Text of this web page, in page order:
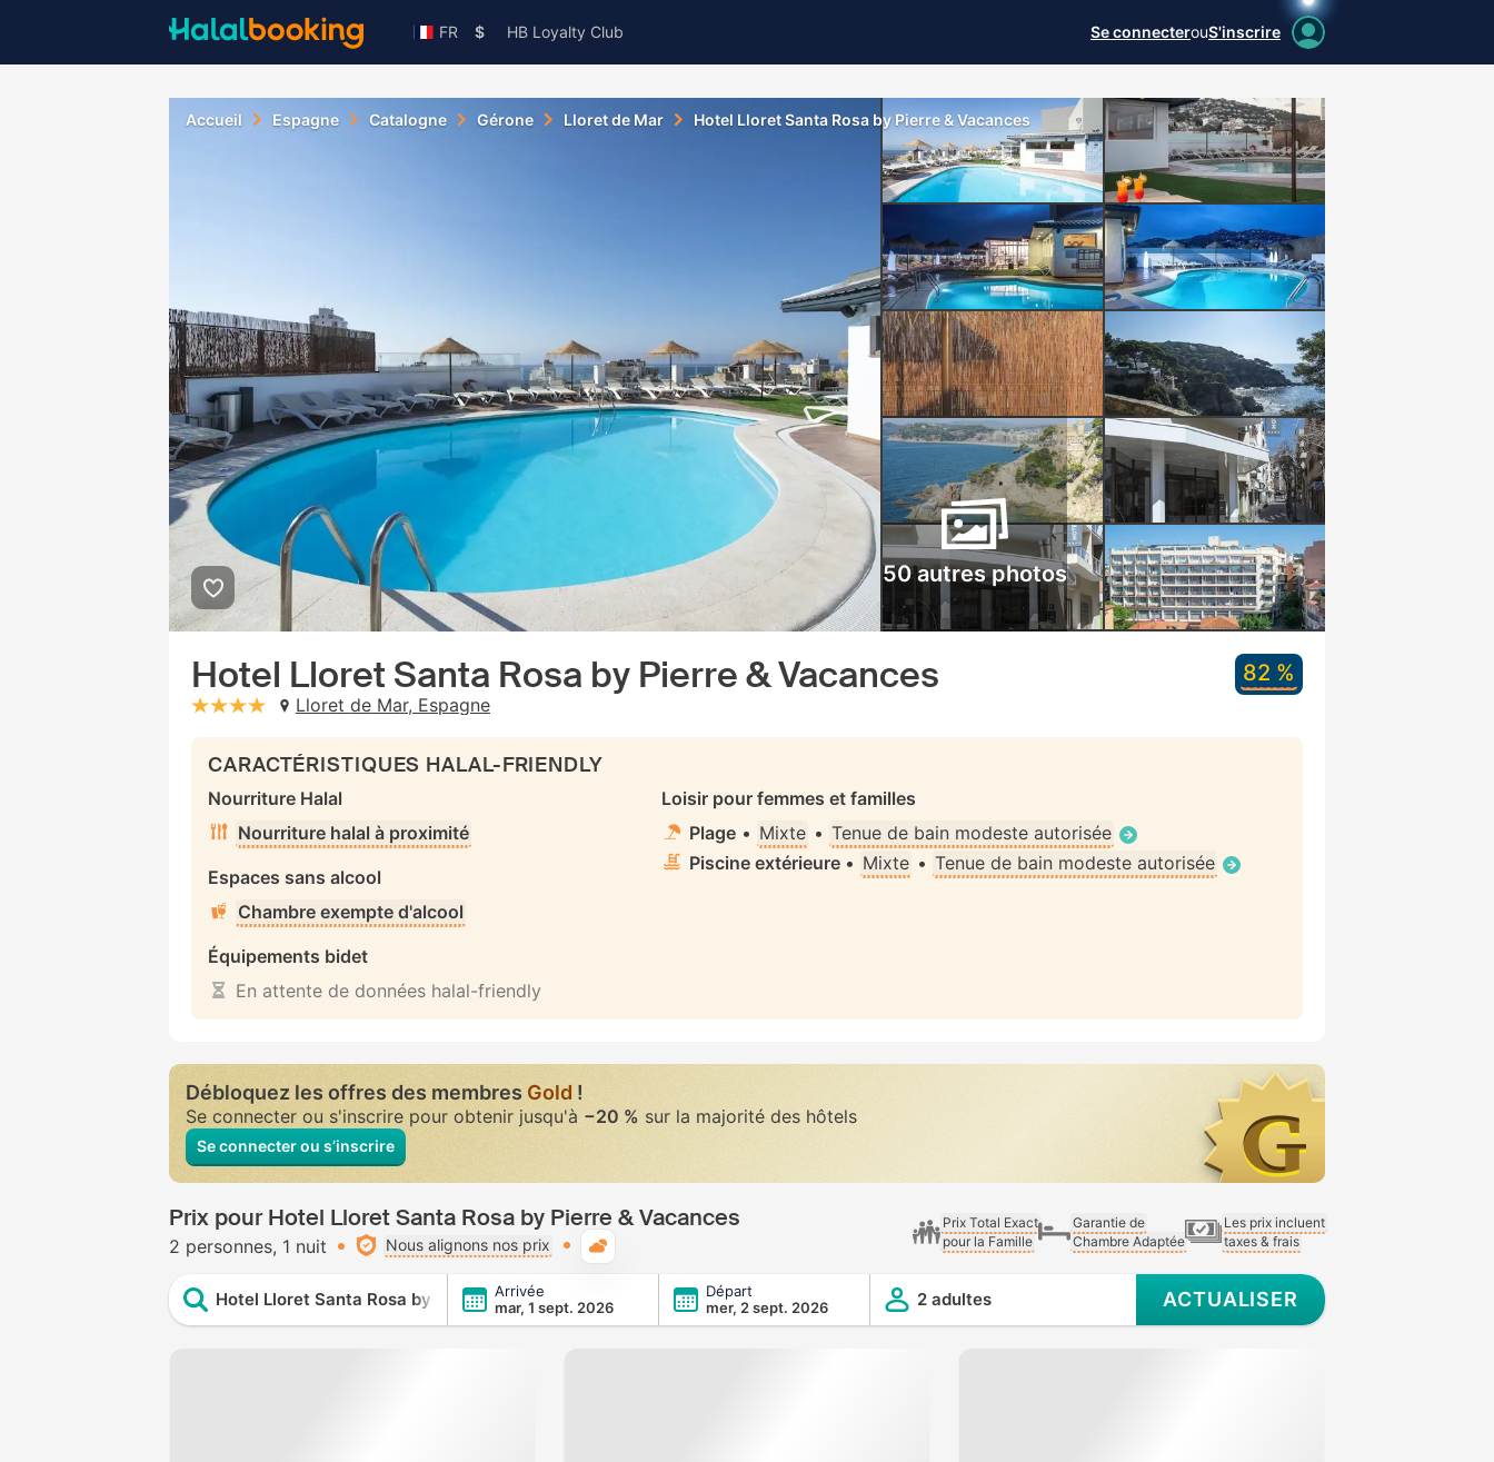
FR $ HB Loyalty Club Se connecterouS'inscrire
Accueil Espagne Catalogne Gérone Lloret de Mar Hotel Lloret Santa Rosa by Pierre & Vacances
50 autres photos
Hotel Lloret Santa Rosa by Pierre & Vacances
stars: 4Lloret de Mar, Espagne
82 %
CARACTÉRISTIQUES HALAL-FRIENDLY
Nourriture Halal
Nourriture halal à proximité
Espaces sans alcool
Chambre exempte d'alcool
Équipements bidet
En attente de données halal-friendly
Loisir pour femmes et familles
Plage • Mixte • Tenue de bain modeste autorisée
Piscine extérieure • Mixte • Tenue de bain modeste autorisée
Débloquez les offres des membresGold!
Se connecter ou s'inscrire pour obtenir jusqu'à −20 % sur la majorité des hôtels
Se connecter ou s’inscrire
Prix pour Hotel Lloret Santa Rosa by Pierre & Vacances
2 personnes 1 nuit Nous alignons nos prix
Prix Total Exact
pour la Famille
Garantie de
Chambre Adaptée
Les prix incluent
taxes & frais
Hotel Lloret Santa Rosa by Pierre & Vacances
Arrivée
mar, 1 sept. 2026
Départ
mer, 2 sept. 2026
2 adultes ACTUALISER